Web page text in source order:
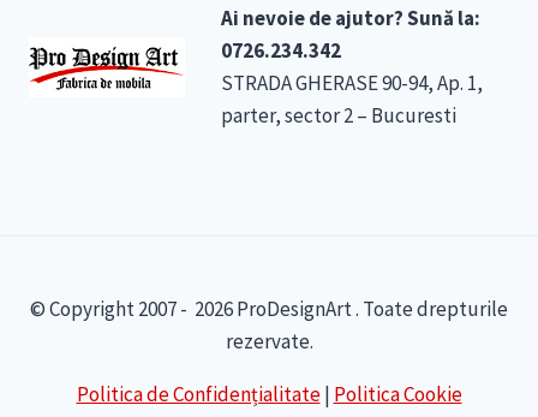
Ai nevoie de ajutor? Sună la:
0726.234.342
STRADA GHERASE 90-94, Ap. 1,
parter, sector 2 – Bucuresti
© Copyright 2007 - 2026 ProDesignArt . Toate drepturile
rezervate.
Politica de Confidențialitate| Politica Cookie